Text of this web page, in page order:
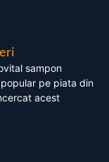
sampon
pe piata din
acest